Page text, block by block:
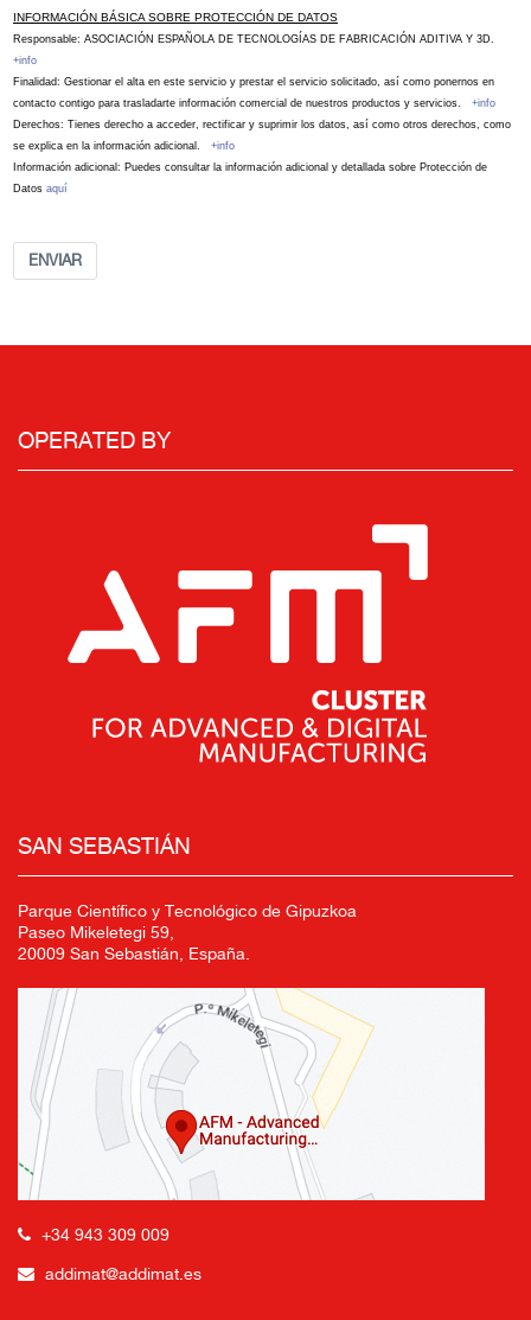
INFORMACIÓN BÁSICA SOBRE PROTECCIÓN DE DATOS
Responsable: ASOCIACIÓN ESPAÑOLA DE TECNOLOGÍAS DE FABRICACIÓN ADITIVA Y 3D.
+info
Finalidad: Gestionar el alta en este servicio y prestar el servicio solicitado, así como ponernos en
contacto contigo para trasladarte información comercial de nuestros productos y servicios. +info
Derechos: Tienes derecho a acceder, rectificar y suprimir los datos, así como otros derechos, como
se explica en la información adicional. +info
Información adicional: Puedes consultar la información adicional y detallada sobre Protección de
Datos aquí
ENVIAR
OPERATED BY
SAN SEBASTIÁN
Parque Científico y Tecnológico de Gipuzkoa
Paseo Mikeletegi 59,
20009 San Sebastián, España.
+34 943 309 009
addimat@addimat.es